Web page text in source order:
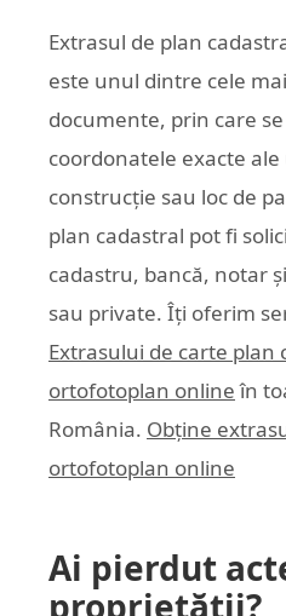
Extrasul de plan
este unul dintre cele
documente, prin care
coordonatele exacte
construcție sau loc de
plan cadastral pot fi
cadastru, bancă, notar
sau private. Îți oferim
Extrasului de carte plan
ortofotoplan online în
România. Obține
ortofotoplan online
Ai pierdut
proprietății?